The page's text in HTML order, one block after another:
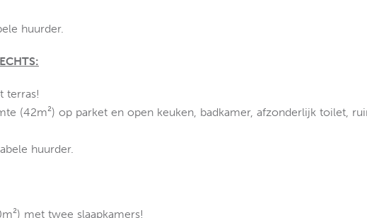
huurder.
terras!
(42m²) op parket en open keuken, badkamer, afzonderlijk toilet,
huurder.
met twee slaapkamers!